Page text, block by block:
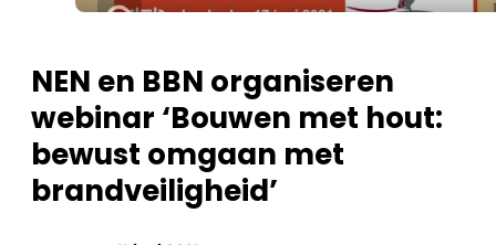
Privacy / Cookie statement
Vacature aanmelden
Vacatures
Video’s
NEN en BBN organiseren
webinar ‘Bouwen met hout:
bewust omgaan met
brandveiligheid’